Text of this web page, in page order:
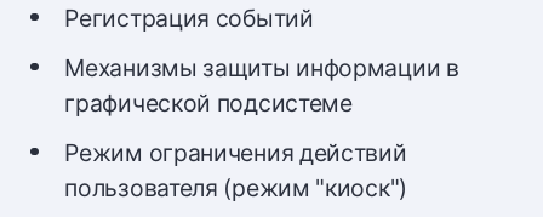
Регистрация событий
Механизмы защиты информации в
графической подсистеме
Режим ограничения действий
пользователя (режим "киоск")